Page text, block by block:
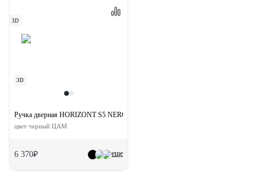
3D
3D
еще
Ручка дверная HORIZONT S5 NERO раздельная на квадратной розетке
цвет черный ЦАМ
6 370₽